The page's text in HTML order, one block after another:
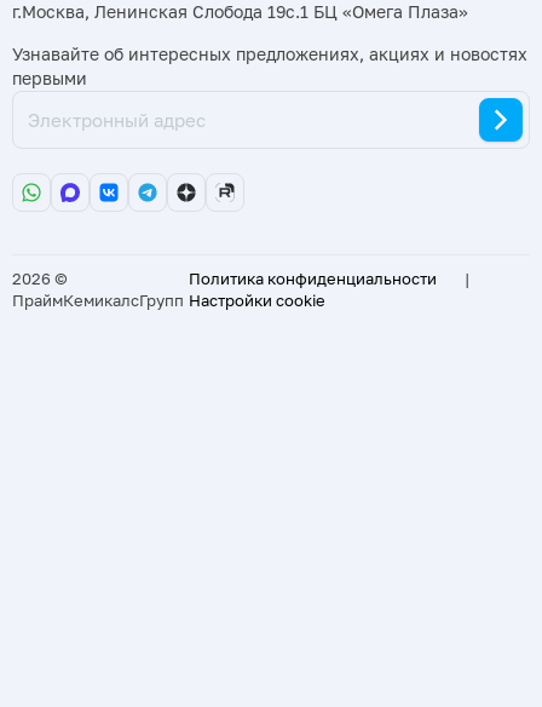
г.Москва, Ленинская Слобода 19с.1 БЦ «Омега Плаза»
Узнавайте об интересных предложениях, акциях и новостях
первыми
2026 ©
ПраймКемикалсГрупп
Политика конфиденциальности
|
Настройки cookie